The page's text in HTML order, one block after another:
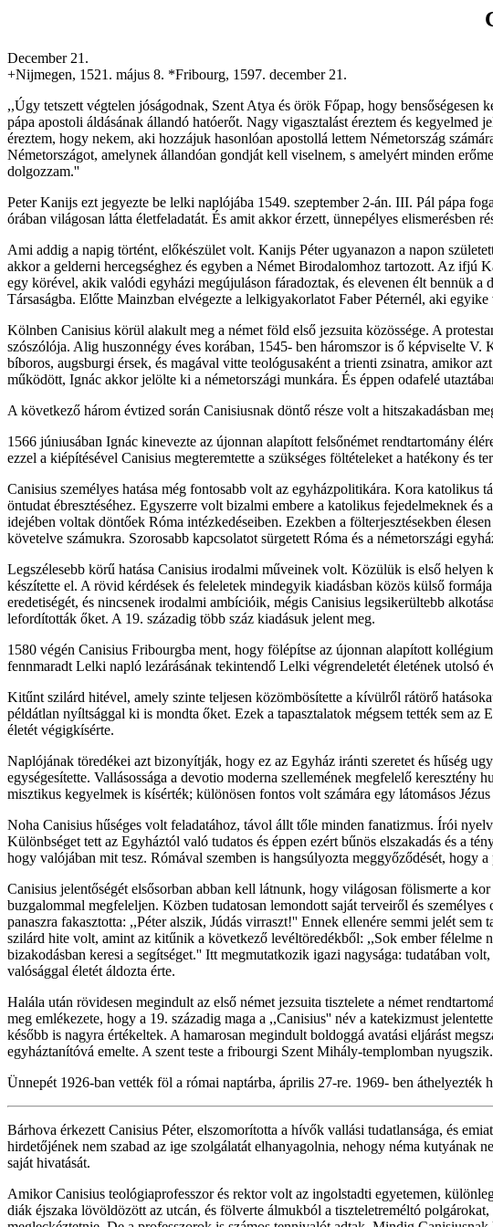
December 21.
+Nijmegen, 1521. május 8. *Fribourg, 1597. december 21.
,,Úgy tetszett végtelen jóságodnak, Szent Atya és örök Főpap, hogy
pápa apostoli áldásának állandó hatóerőt. Nagy vigasztalást éreztem és
éreztem, hogy nekem, aki hozzájuk hasonlóan apostollá lettem Németország
Németországot, amelynek állandóan gondját kell viselnem, s amelyért minden
dolgozzam.''
Peter Kanijs ezt jegyezte be lelki naplójába 1549. szeptember 2-án. III. Pál pápa
órában világosan látta életfeladatát. És amit akkor érzett, ünnepélyes
Ami addig a napig történt, előkészület volt. Kanijs Péter ugyanazon a napon
akkor a gelderni hercegséghez és egyben a Német Birodalomhoz tartozott. Az ifjú
egy körével, akik valódi egyházi megújuláson fáradoztak, és elevenen élt bennük
Társaságba. Előtte Mainzban elvégezte a lelkigyakorlatot Faber Péternél, aki
Kölnben Canisius körül alakult meg a német föld első jezsuita közössége. A
szószólója. Alig huszonnégy éves korában, 1545- ben háromszor is ő képviselte
bíboros, augsburgi érsek, és magával vitte teológusaként a trienti zsinatra, amikor
működött, Ignác akkor jelölte ki a németországi munkára. És éppen odafelé
A következő három évtized során Canisiusnak döntő része volt a hitszakadásban
1566 júniusában Ignác kinevezte az újonnan alapított felsőnémet rendtartomány
ezzel a kiépítésével Canisius megteremtette a szükséges föltételeket a hatékony és
Canisius személyes hatása még fontosabb volt az egyházpolitikára. Kora katolikus
öntudat ébresztéséhez. Egyszerre volt bizalmi embere a katolikus fejedelmeknek
idejében voltak döntőek Róma intézkedéseiben. Ezekben a fölterjesztésekben
követelve számukra. Szorosabb kapcsolatot sürgetett Róma és a németországi
Legszélesebb körű hatása Canisius irodalmi műveinek volt. Közülük is első helyen
készítette el. A rövid kérdések és feleletek mindegyik kiadásban közös külső
eredetiségét, és nincsenek irodalmi ambícióik, mégis Canisius legsikerültebb
lefordították őket. A 19. századig több száz kiadásuk jelent meg.
1580 végén Canisius Fribourgba ment, hogy fölépítse az újonnan alapított
fennmaradt Lelki napló lezárásának tekintendő Lelki végrendeletét életének utolsó
Kitűnt szilárd hitével, amely szinte teljesen közömbösítette a kívülről rátörő
példátlan nyíltsággal ki is mondta őket. Ezek a tapasztalatok mégsem tették sem
életét végigkísérte.
Naplójának töredékei azt bizonyítják, hogy ez az Egyház iránti szeretet és hűség
egységesítette. Vallásossága a devotio moderna szellemének megfelelő
misztikus kegyelmek is kísérték; különösen fontos volt számára egy látomásos
Noha Canisius hűséges volt feladatához, távol állt tőle minden fanatizmus. Írói
Különbséget tett az Egyháztól való tudatos és éppen ezért bűnös elszakadás és a
hogy valójában mit tesz. Rómával szemben is hangsúlyozta meggyőződését, hogy
Canisius jelentőségét elsősorban abban kell látnunk, hogy világosan fölismerte a
buzgalommal megfeleljen. Közben tudatosan lemondott saját terveiről és
panaszra fakasztotta: ,,Péter alszik, Júdás virraszt!'' Ennek ellenére semmi jelét
szilárd hite volt, amint az kitűnik a következő levéltöredékből: ,,Sok ember félelme
bizakodásban keresi a segítséget.'' Itt megmutatkozik igazi nagysága: tudatában
valósággal életét áldozta érte.
Halála után rövidesen megindult az első német jezsuita tisztelete a német
meg emlékezete, hogy a 19. századig maga a ,,Canisius'' név a katekizmust
később is nagyra értékeltek. A hamarosan megindult boldoggá avatási eljárást
egyháztanítóvá emelte. A szent teste a fribourgi Szent Mihály-templomban nyugszik.
Ünnepét 1926-ban vették föl a római naptárba, április 27-re. 1969- ben áthelyezték
Bárhova érkezett Canisius Péter, elszomorította a hívők vallási tudatlansága, és
hirdetőjének nem szabad az ige szolgálatát elhanyagolnia, nehogy néma
saját hivatását.
Amikor Canisius teológiaprofesszor és rektor volt az ingolstadti egyetemen,
diák éjszaka lövöldözött az utcán, és fölverte álmukból a tiszteletreméltó